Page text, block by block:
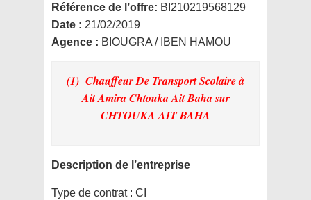
Référence de l’offre: BI210219568129
Date : 21/02/2019
Agence : BIOUGRA / IBEN HAMOU
(1) Chauffeur De Transport Scolaire à
Ait Amira Chtouka Ait Bahasur
CHTOUKA AIT BAHA
Description de l’entreprise
Type de contrat : CI